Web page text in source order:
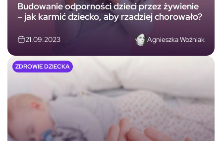
Budowanie odporności dzieci przez żywienie
– jak karmić dziecko, aby rzadziej chorowało?
21.09.2023 Agnieszka Woźniak
ZDROWIE DZIECKA